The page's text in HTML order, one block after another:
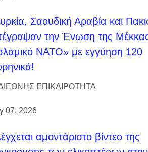
Σαουδική Αραβία και
την Ένωση της
ΝΑΤΟ» με εγγύηση 120
ΕΠΙΚΑΙΡΟΤΗΤΑ
07, 2026
αμοντάριστο βίντεο της